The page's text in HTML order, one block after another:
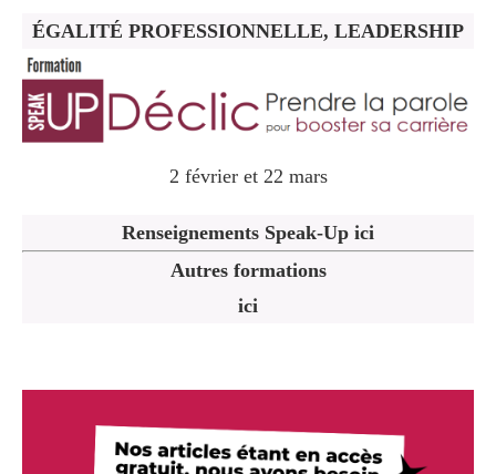
ÉGALITÉ PROFESSIONNELLE, LEADERSHIP
2 février et 22 mars
Renseignements Speak-Up ici
Autres formations
ici